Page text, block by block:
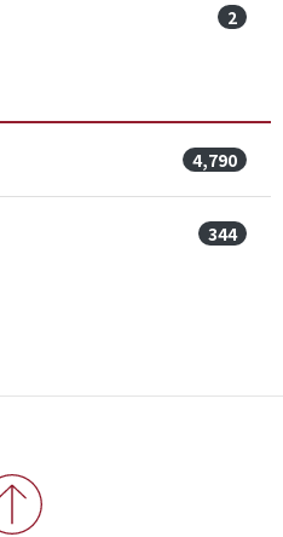
2
4,790
344